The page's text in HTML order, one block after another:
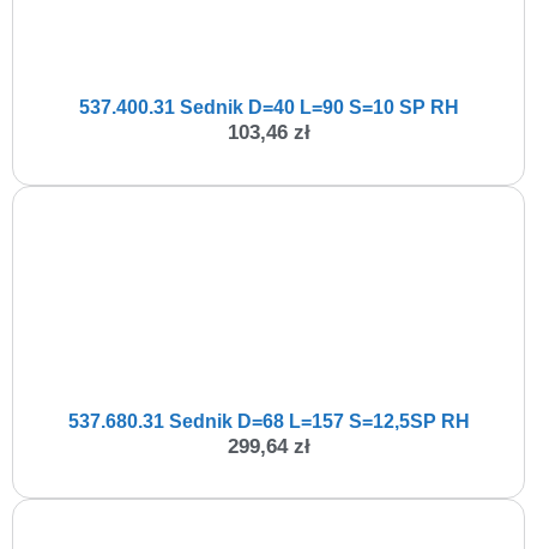
537.400.31 Sednik D=40 L=90 S=10 SP RH
103,46 zł
537.680.31 Sednik D=68 L=157 S=12,5SP RH
299,64 zł